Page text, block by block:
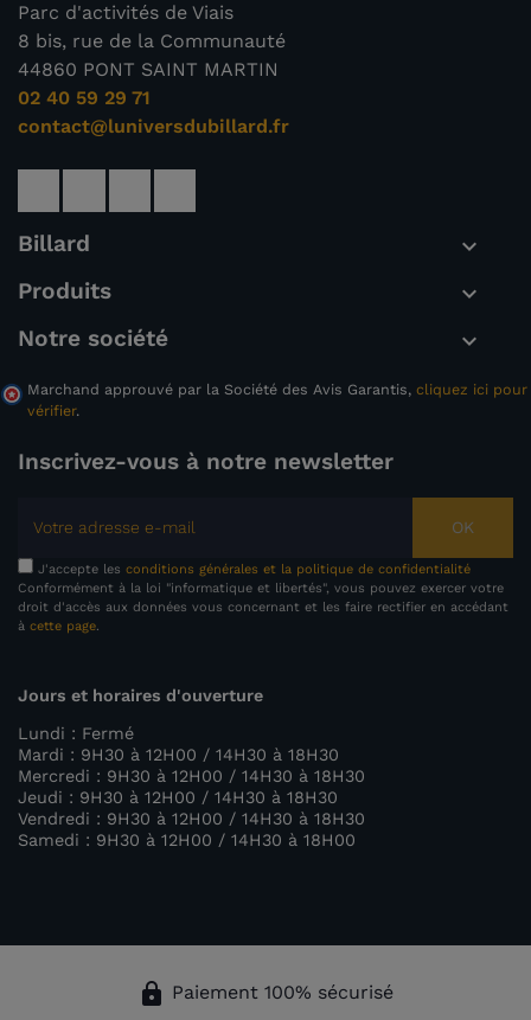
Parc d'activités de Viais
8 bis, rue de la Communauté
44860 PONT SAINT MARTIN
02 40 59 29 71
contact@luniversdubillard.fr
Billard 
Produits 
Notre société 
Marchand approuvé par la Société des Avis Garantis, cliquez ici pour
vérifier.
Inscrivez-vous à notre newsletter
OK
J'accepte les conditions générales et la politique de confidentialité
Conformément à la loi "informatique et libertés", vous pouvez exercer votre
droit d'accès aux données vous concernant et les faire rectifier en accédant
à cette page
Jours et horaires d'ouverture
Lundi : Fermé
Mardi : 9H30 à 12H00 / 14H30 à 18H30
Mercredi : 9H30 à 12H00 / 14H30 à 18H30
Jeudi : 9H30 à 12H00 / 14H30 à 18H30
Vendredi : 9H30 à 12H00 / 14H30 à 18H30
Samedi : 9H30 à 12H00 / 14H30 à 18H00
lock Paiement 100% sécurisé